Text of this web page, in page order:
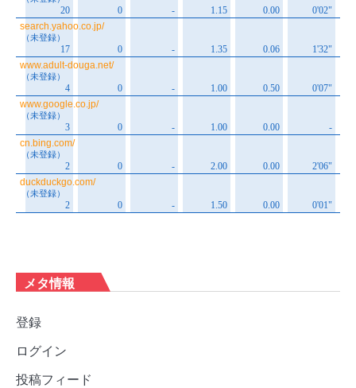
メタ情報
登録
ログイン
投稿フィード